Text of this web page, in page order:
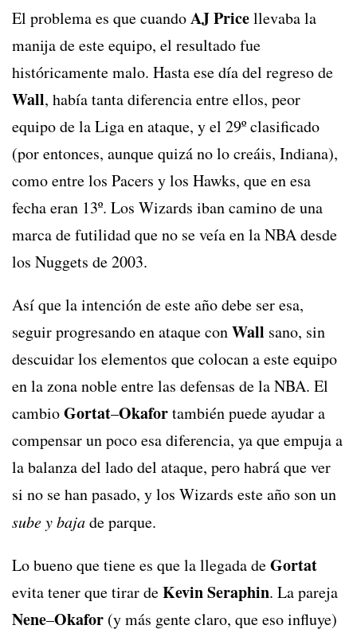
El problema es que cuandoAJ Pricellevaba la
manija de este equipo, el resultado fue
históricamente malo. Hasta ese día del regreso de
Wall, había tanta diferencia entre ellos, peor
equipo de la Liga en ataque, y el 29º clasificado
(por entonces, aunque quizá no lo creáis, Indiana),
como entre los Pacers y los Hawks, que en esa
fecha eran 13º. Los Wizards iban camino de una
marca de futilidad que no se veía en la NBA desde
los Nuggets de 2003.
Así que la intención de este año debe ser esa,
seguir progresando en ataque conWall sano, sin
descuidar los elementos que colocan a este equipo
en la zona noble entre las defensas de la NBA. El
cambioGortat–Okafortambién puede ayudar a
compensar un poco esa diferencia, ya que empuja a
la balanza del lado del ataque, pero habrá que ver
si no se han pasado, y los Wizards este año son un
sube y bajade parque.
Lo bueno que tiene es que la llegada deGortat
evita tener que tirar deKevin Seraphin. La pareja
Nene–Okafor (y más gente claro, que eso influye)